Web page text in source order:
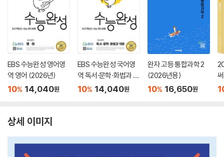
EBS 수능완성 영어영
역 영어 (2026년)
10% 14,040원
EBS 수능완성 국어영
역 독서·문학·화법과 작
문 (2026년)
10% 14,040원
완자 고등 통합과학 2
(2026년용)
10% 16,650원
서
상세 이미지